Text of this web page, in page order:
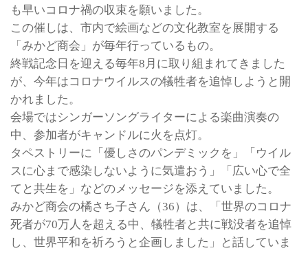
も早いコロナ禍の収束を願いました。
この催しは、市内で絵画などの文化教室を展開する
「みかど商会」が毎年行っているもの。
終戦記念日を迎える毎年8月に取り組まれてきました
が、今年はコロナウイルスの犠牲者を追悼しようと開
かれました。
会場ではシンガーソングライターによる楽曲演奏の
中、参加者がキャンドルに火を点灯。
タペストリーに「優しさのパンデミックを」「ウイル
スに心まで感染しないように気遣おう」「広い心で全
てと共生を」などのメッセージを添えていました。
みかど商会の橘さち子さん（36）は、「世界のコロナ
死者が70万人を超える中、犠牲者と共に戦没者を追悼
し、世界平和を祈ろうと企画しました」と話していま